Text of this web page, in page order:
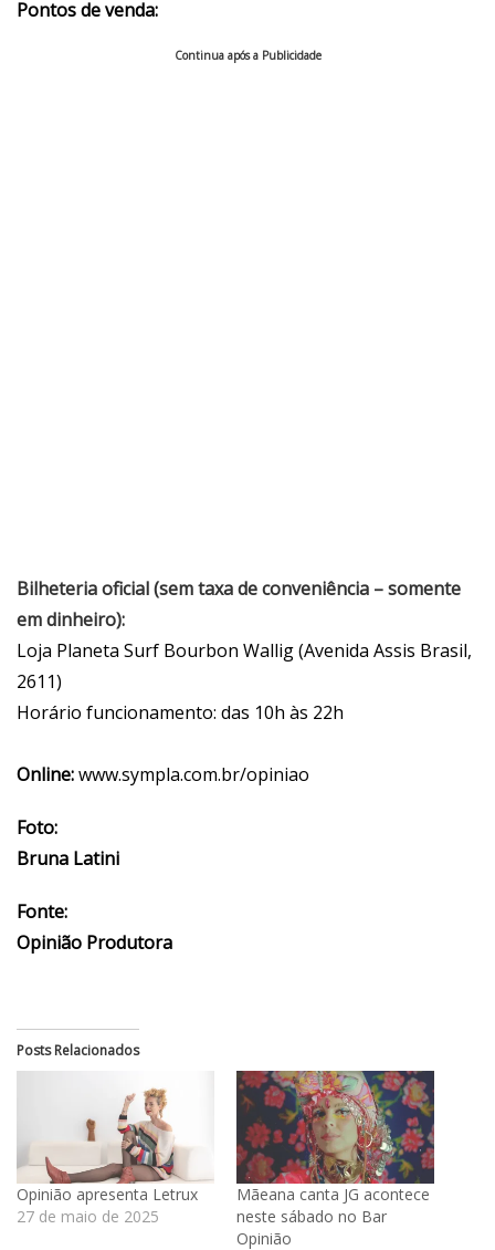
Pontos de venda:
Continua após a Publicidade
Bilheteria oficial (sem taxa de conveniência – somente
em dinheiro):
Loja Planeta Surf Bourbon Wallig (Avenida Assis Brasil,
2611)
Horário funcionamento: das 10h às 22h
Online:www.sympla.com.br/opiniao
Foto:
Bruna Latini
Fonte:
Opinião Produtora
Posts Relacionados
Opinião apresenta Letrux
27 de maio de 2025
Mãeana canta JG acontece
neste sábado no Bar
Opinião